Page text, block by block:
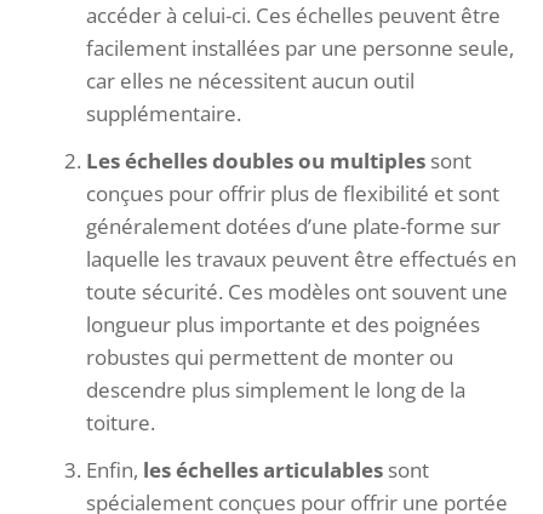
accéder à celui-ci. Ces échelles peuvent être
facilement installées par une personne seule,
car elles ne nécessitent aucun outil
supplémentaire.
Les échelles doubles ou multiples sont
conçues pour offrir plus de flexibilité et sont
généralement dotées d’une plate-forme sur
laquelle les travaux peuvent être effectués en
toute sécurité. Ces modèles ont souvent une
longueur plus importante et des poignées
robustes qui permettent de monter ou
descendre plus simplement le long de la
toiture.
Enfin, les échelles articulables sont
spécialement conçues pour offrir une portée